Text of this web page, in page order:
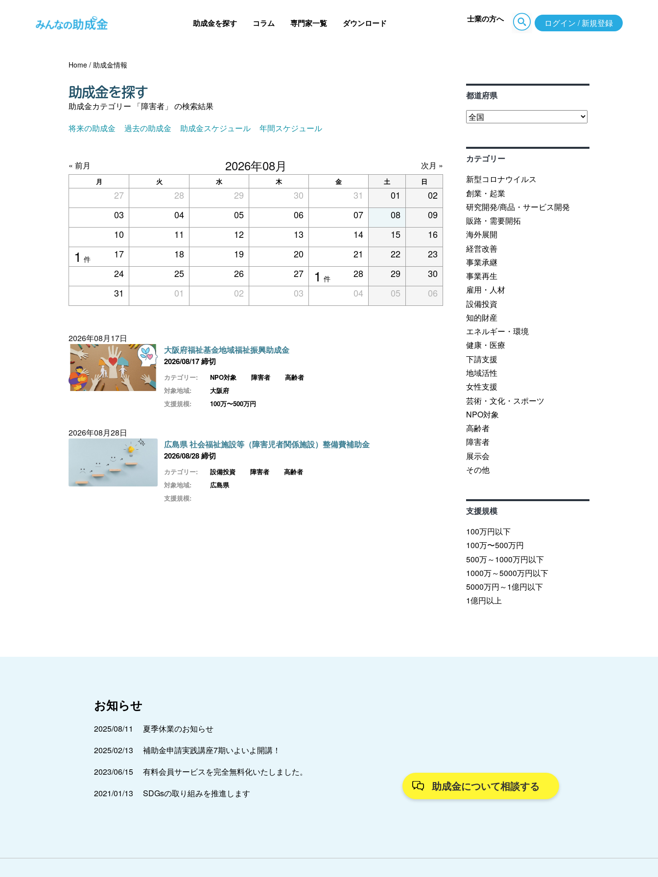
助成金を探す コラム 専門家一覧 ダウンロード 士業の方へ ログイン / 新規登録
Home /助成金情報
助成金を探す
助成金カテゴリー 「障害者」 の検索結果
将来の助成金
過去の助成金 助成金スケジュール 年間スケジュール
« 前月 2026年08月 次月 »
月 火 水 木 金 土 日
27 28 29 30 31 01
02
03
04 05 06 07 08
09
10
11 12 13 14 15
16
17
1件 18 19 20 21 22
23
24
25 26 27 28
1件 29
30
31
01 02 03 04 05 06
2026年08月17日
大阪府福祉基金地域福祉振興助成金
2026/08/17 締切
カテゴリー: NPO対象 障害者
高齢者
対象地域:
大阪府
支援規模:
100万〜500万円
2026年08月28日
広島県 社会福祉施設等（障害児者関係施設）整備費補助金
2026/08/28 締切
カテゴリー: 設備投資 障害者
高齢者
対象地域:
広島県
支援規模:
都道府県
カテゴリー
新型コロナウイルス
創業・起業
研究開発/商品・サービス開発
販路・需要開拓
海外展開
経営改善
事業承継
事業再生
雇用・人材
設備投資
知的財産
エネルギー・環境
健康・医療
下請支援
地域活性
女性支援
芸術・文化・スポーツ
NPO対象
高齢者
障害者
展示会
その他
支援規模
100万円以下
100万〜500万円
500万～1000万円以下
1000万～5000万円以下
5000万円～1億円以下
1億円以上
お知らせ
2025/08/11
夏季休業のお知らせ
2025/02/13
補助金申請実践講座7期いよいよ開講！
2023/06/15
有料会員サービスを完全無料化いたしました。
2021/01/13
SDGsの取り組みを推進します
助成金について相談する